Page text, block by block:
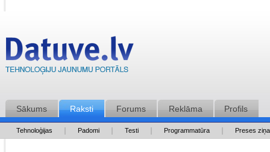
Sākums Raksti Forums Reklāma Profils
Tehnoloģijas Padomi Testi Programmatūra Preses